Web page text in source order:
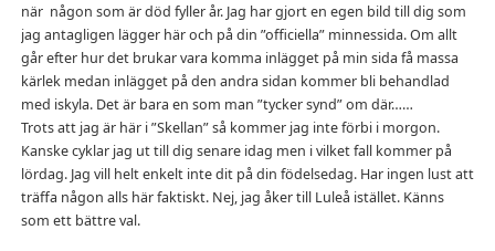
när någon som är död fyller år. Jag har gjort en egen bild till dig som
jag antagligen lägger här och på din ”officiella” minnessida. Om allt
går efter hur det brukar vara komma inlägget på min sida få massa
kärlek medan inlägget på den andra sidan kommer bli behandlad
med iskyla. Det är bara en som man ”tycker synd” om där……
Trots att jag är här i ”Skellan” så kommer jag inte förbi i morgon.
Kanske cyklar jag ut till dig senare idag men i vilket fall kommer på
lördag. Jag vill helt enkelt inte dit på din födelsedag. Har ingen lust att
träffa någon alls här faktiskt. Nej, jag åker till Luleå istället. Känns
som ett bättre val.